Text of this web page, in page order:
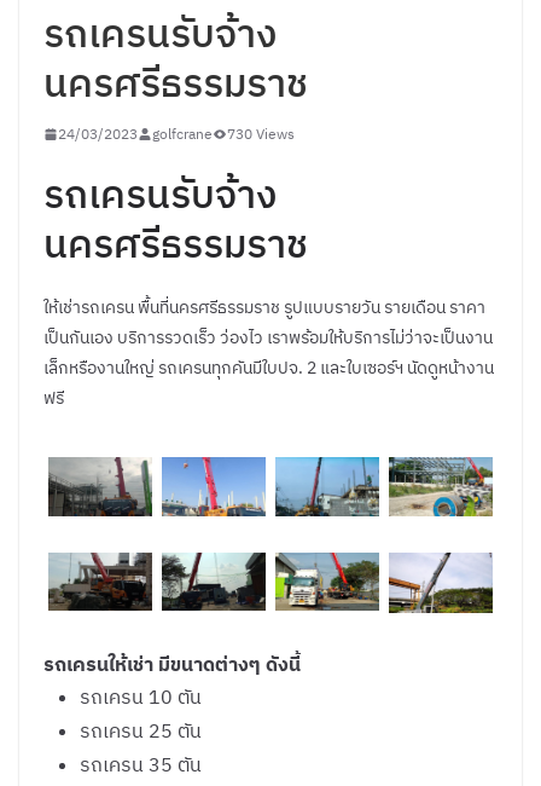
รถเครนรับจ้าง
นครศรีธรรมราช
24/03/2023 golfcrane 730 Views
รถเครนรับจ้าง
นครศรีธรรมราช
ให้เช่ารถเครน พื้นที่นครศรีธรรมราช รูปแบบรายวัน รายเดือน ราคา
เป็นกันเอง บริการรวดเร็ว ว่องไว เราพร้อมให้บริการไม่ว่าจะเป็นงาน
เล็กหรืองานใหญ่ รถเครนทุกคันมีใบปจ. 2 และใบเซอร์ฯ นัดดูหน้างาน
ฟรี
รถเครนให้เช่า มีขนาดต่างๆ ดังนี้
รถเครน 10 ตัน
รถเครน 25 ตัน
รถเครน 35 ตัน